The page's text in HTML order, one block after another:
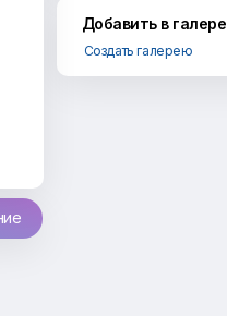
Добавить в
Создать галерею